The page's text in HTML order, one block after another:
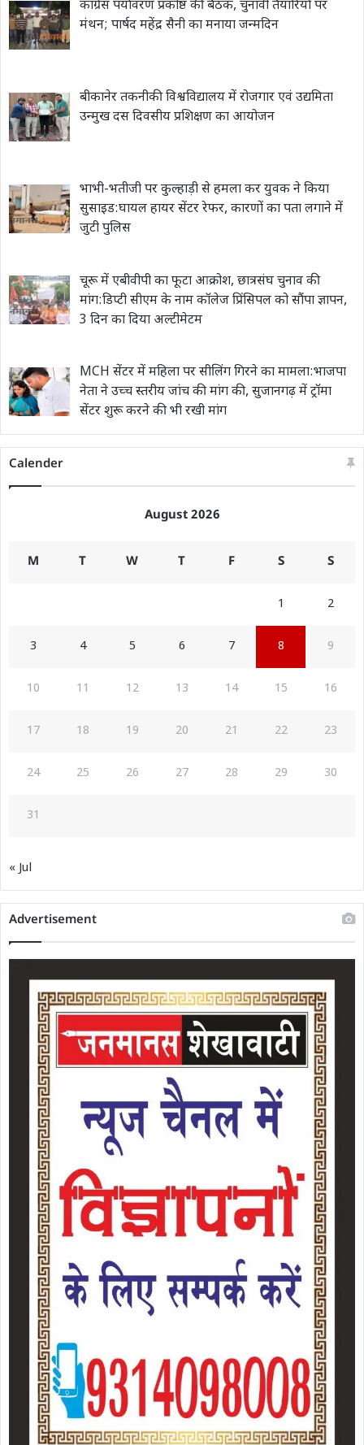
कांग्रेस पर्यावरण प्रकोष्ठ की बैठक, चुनावी तैयारियों पर
मंथन; पार्षद महेंद्र सैनी का मनाया जन्मदिन
बीकानेर तकनीकी विश्वविद्यालय में रोजगार एवं उद्यमिता
उन्मुख दस दिवसीय प्रशिक्षण का आयोजन
भाभी-भतीजी पर कुल्हाड़ी से हमला कर युवक ने किया
सुसाइड:घायल हायर सेंटर रेफर, कारणों का पता लगाने में
जुटी पुलिस
चूरू में एबीवीपी का फूटा आक्रोश, छात्रसंघ चुनाव की
मांग:डिप्टी सीएम के नाम कॉलेज प्रिंसिपल को सौंपा ज्ञापन,
3 दिन का दिया अल्टीमेटम
MCH सेंटर में महिला पर सीलिंग गिरने का मामला:भाजपा
नेता ने उच्च स्तरीय जांच की मांग की, सुजानगढ़ में ट्रॉमा
सेंटर शुरू करने की भी रखी मांग
Calender
August 2026
M T W T F S S
1 2
3 4 5 6 7 8 9
10 11 12 13 14 15 16
17 18 19 20 21 22 23
24 25 26 27 28 29 30
31
« Jul
Advertisement